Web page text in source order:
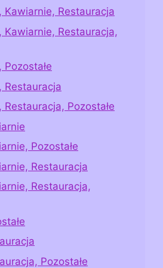
Kawiarnie, Restauracja
Kawiarnie, Restauracja,
Restauracja
Pozostałe
Pozostałe
Restauracja
Restauracja,
Pozostałe